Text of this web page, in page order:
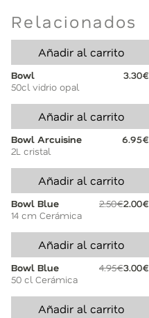
Relacionados
Añadir al carrito
Bowl
3.30€
50cl vidrio opal
Añadir al carrito
Bowl Arcuisine
6.95€
2L cristal
Añadir al carrito
Bowl Blue 2.50€2.00€
14 cm Cerámica
Añadir al carrito
Bowl Blue 4.95€3.00€
50 cl Cerámica
Añadir al carrito